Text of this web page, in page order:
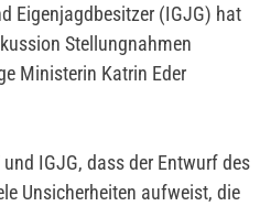
Eigenjagdbesitzer (IGJG) hat
Stellungnahmen
Ministerin Katrin Eder
IGJG, dass der Entwurf des
Unsicherheiten aufweist, die